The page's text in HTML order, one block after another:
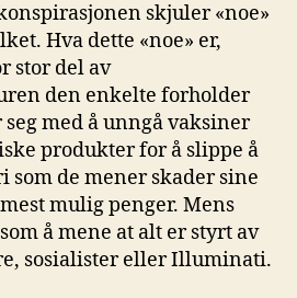
skjuler «noe»
Hva dette «noe» er,
stor del av
den enkelte forholder
med å unngå vaksiner
produkter for å slippe å
de mener skader sine
mulig penger. Mens
å mene at alt er styrt av
sosialister eller Illuminati.